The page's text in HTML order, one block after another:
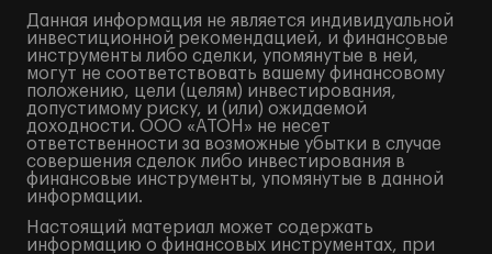
Данная информация не является индивидуальной
инвестиционной рекомендацией, и финансовые
инструменты либо сделки, упомянутые в ней,
могут не соответствовать вашему финансовому
положению, цели (целям) инвестирования,
допустимому риску, и (или) ожидаемой
доходности. ООО «АТОН» не несет
ответственности за возможные убытки в случае
совершения сделок либо инвестирования в
финансовые инструменты, упомянутые в данной
информации.
Настоящий материал может содержать
информацию о финансовых инструментах, при